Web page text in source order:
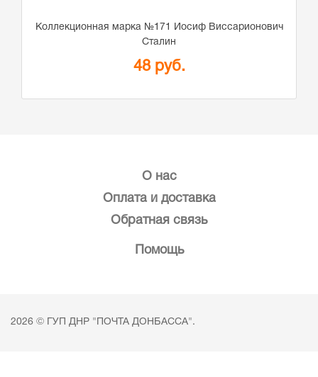
Коллекционная марка №171 Иосиф Виссарионович
Сталин
48 руб.
О нас
Оплата и доставка
Обратная связь
Помощь
2026 © ГУП ДНР "ПОЧТА ДОНБАССА".